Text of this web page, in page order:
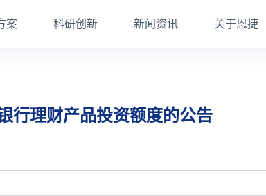
案 科研创新 新闻资讯 关于恩捷
行理财产品投资额度的公告